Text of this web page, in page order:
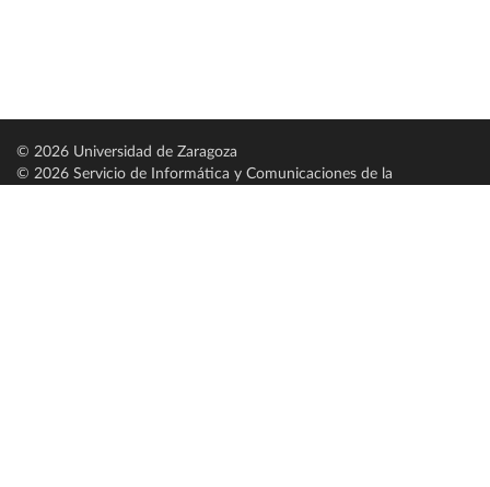
© 2026 Universidad de Zaragoza
© 2026 Servicio de Informática y Comunicaciones de la